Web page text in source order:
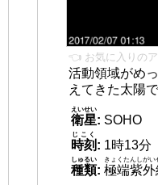
👈 お気に入りの
活動領域がめ
えてきた太陽で
衛星
えいせい
: SOHO
時刻
じこく
: 1時13分
種類
しゅるい
: 極端紫外
きょくたんしがい